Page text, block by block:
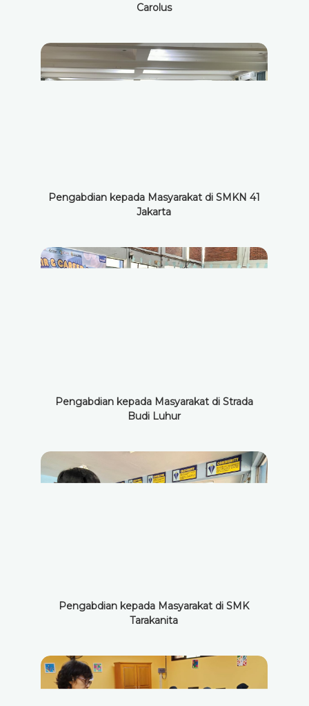
Carolus
Pengabdian kepada Masyarakat di SMKN 41
Jakarta
Pengabdian kepada Masyarakat di Strada
Budi Luhur
Pengabdian kepada Masyarakat di SMK
Tarakanita